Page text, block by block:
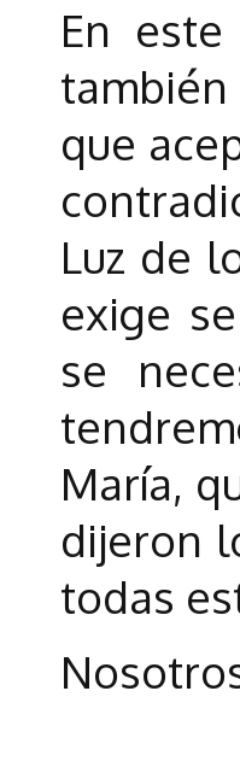
En
que
Luz de
exige
se
María,
dijeron
todas